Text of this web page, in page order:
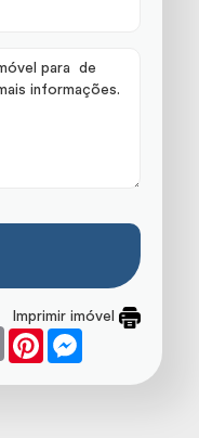
Imprimir imóvel
Email Pinterest